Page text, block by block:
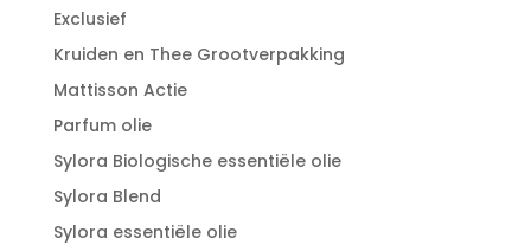
Exclusief
Kruiden en Thee Grootverpakking
Mattisson Actie
Parfum olie
Sylora Biologische essentiële olie
Sylora Blend
Sylora essentiële olie